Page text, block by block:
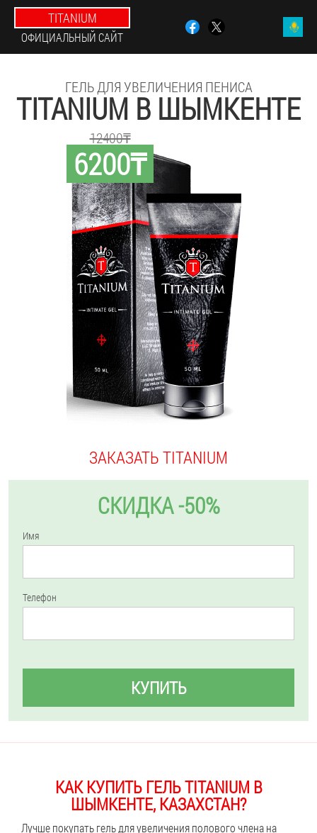
TITANIUM
ОФИЦИАЛЬНЫЙ САЙТ
ГЕЛЬ ДЛЯ УВЕЛИЧЕНИЯ ПЕНИСА
TITANIUM В ШЫМКЕНТЕ
6200₸
12400₸
ЗАКАЗАТЬ TITANIUM
СКИДКА -50%
Имя
Телефон
КУПИТЬ
КАК КУПИТЬ ГЕЛЬ TITANIUM В
ШЫМКЕНТЕ, КАЗАХСТАН?
Лучше покупать гель для увеличения полового члена на